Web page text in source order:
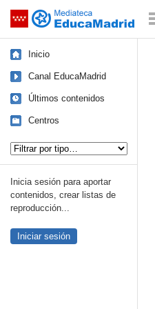
Saltar navegación
Inicio
Canal EducaMadrid
Últimos contenidos
Centros
Inicia sesión para aportar
contenidos, crear listas de
reproducción...
Iniciar sesión